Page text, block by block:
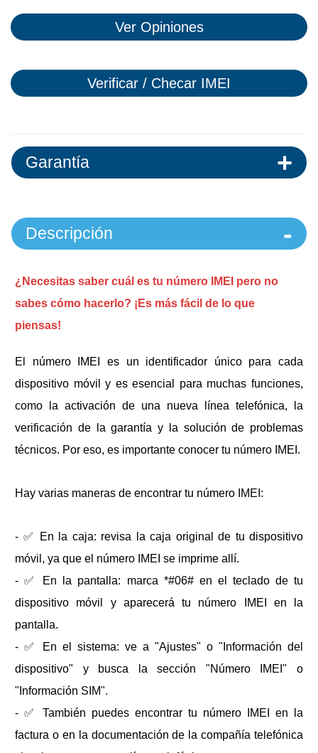
Ver Opiniones
Verificar / Checar IMEI
Garantía
Descripción
¿Necesitas saber cuál es tu número IMEI pero no
sabes cómo hacerlo? ¡Es más fácil de lo que
piensas!
El número IMEI es un identificador único para cada
dispositivo móvil y es esencial para muchas funciones,
como la activación de una nueva línea telefónica, la
verificación de la garantía y la solución de problemas
técnicos. Por eso, es importante conocer tu número IMEI.
Hay varias maneras de encontrar tu número IMEI:
- ✅ En la caja: revisa la caja original de tu dispositivo
móvil, ya que el número IMEI se imprime allí.
- ✅ En la pantalla: marca *#06# en el teclado de tu
dispositivo móvil y aparecerá tu número IMEI en la
pantalla.
- ✅ En el sistema: ve a "Ajustes" o "Información del
dispositivo" y busca la sección "Número IMEI" o
"Información SIM".
- ✅ También puedes encontrar tu número IMEI en la
factura o en la documentación de la compañía telefónica